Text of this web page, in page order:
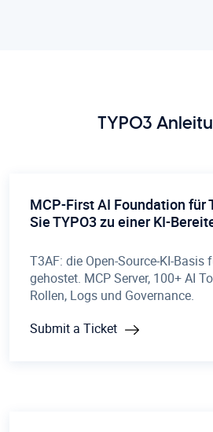
TYPO3
MCP-First AI Foundation für
Sie TYPO3 zu einer KI-
T3AF: die Open-Source-KI-Basis
gehostet. MCP Server, 100+ AI
Rollen, Logs und Governance.
Submit a Ticket